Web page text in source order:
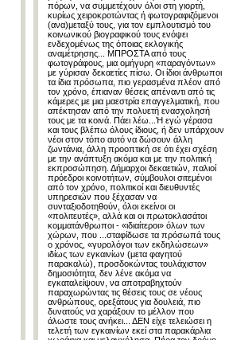
πόρων, να συμμετέχουν όλοι στη γιορτή,
κυρίως χειροκροτώντας ή φωτογραφιζόμενοι
(ανα)μεταξύ τους, για τον εμπλουτισμό του
κοινωνικού βιογραφικού τους ενόψει
ενδεχομένως της όποιας εκλογικής
αναμέτρησης... ΜΠΡΟΣΤΑ από τους
φωτογράφους, μια ομήγυρη «παραγόντων»
με γύρισαν δεκαετίες πίσω. Οι ίδιοι άνθρωποι
τα ίδια πρόσωπα, πιο γερασμένα πλέον από
τον χρόνο, έπιαναν θέσεις απέναντι από τις
κάμερες με μια μαεστρία επαγγελματική, που
απέκτησαν από την πολυετή ενασχολησή
τους με τα κοινά. Πάει λέω...Ή εγώ γέρασα
και τους βλέπω όλους ίδιους, ή δεν υπάρχουν
νέοι στον τόπο αυτό να δώσουν άλλη
ζωντάνια, άλλη προοπτική σε ότι έχει σχέση
με την ανάπτυξη ακόμα και με την πολιτική
εκπροσώπηση. Δήμαρχοι δεκαετιών, παλιοί
πρόεδροι κοινοτήτων, σύμβουλοι σιτεμένοι
από τον χρόνο, πολιτικοί και διευθυντές
υπηρεσιών που ξέχασαν να
συνταξιοδοτηθούν, όλοι εκείνοι οι
«πολιτευτές», αλλά και οι πρωτοκλασάτοι
κομματάνθρωποι - «ιδιαίτεροι» όλων των
χώρων, που ...σταφίδωσε τα πρόσωπά τους
ο χρόνος, «γυρολόγοι των εκδηλώσεων»
ιδίως των εγκαινίων (μετα φαγητού
παρακαλώ), προσδοκώντας τουλάχιστον
δημοσιότητα, δεν λένε ακόμα να
εγκαταλείψουν, να αποτραβηχτούν
παραχωρώντας τις θέσεις τους σε νέους
ανθρώπους, ορεξάτους για δουλειά, πιο
δυνατούς να χαράξουν το μέλλον που
άλωστε τους ανήκει... ΔΕΝ είχε τελειώσει η
τελετή των εγκαινίων εκεί στα παρακάρλια